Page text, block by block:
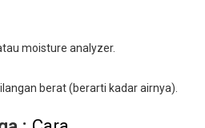
moisture analyzer.
berat (berarti kadar airnya).